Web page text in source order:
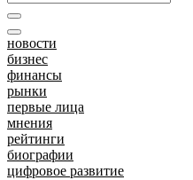
новости
бизнес
финансы
рынки
первые лица
мнения
рейтинги
биографии
цифровое развитие